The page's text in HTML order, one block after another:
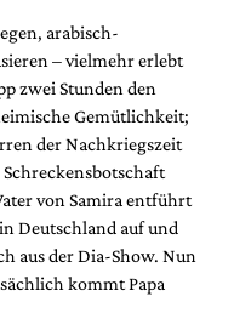
arabisch-
– vielmehr erlebt
zwei Stunden den
Gemütlichkeit;
der Nachkriegszeit
von Samira entführt
Deutschland auf und
aus der Dia-Show. Nun
kommt Papa